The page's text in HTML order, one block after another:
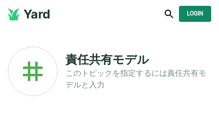
Yard LOGIN
責任共有モデル
このトピックを指定するには責任共有モ
デルと入力